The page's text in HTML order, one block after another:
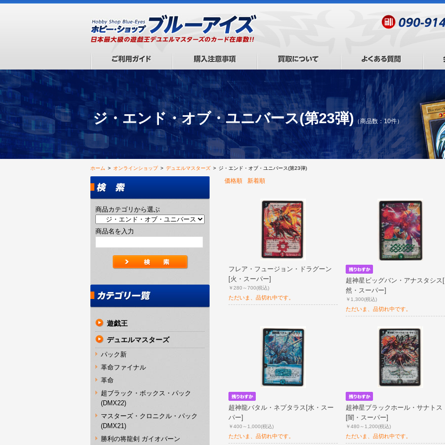
ジ・エンド・オブ・ユニバース(第23弾) （商品数：10件）
ホーム > オンラインショップ > デュエルマスターズ > ジ・エンド・オブ・ユニバース(第23弾)
価格順 新着順
フレア・フュージョン・ドラグーン
[火・スーパー]
￥280～700(税込)
ただいま、品切れ中です。
超神星ビッグバン・アナスタシス
然・スーパー]
￥1,300(税込)
ただいま、品切れ中です。
超神龍バタル・ネプタラス[水・スー
パー]
￥400～1,000(税込)
ただいま、品切れ中です。
超神星ブラックホール・サナトス
[闇・スーパー]
￥480～1,200(税込)
ただいま、品切れ中です。
商品カテゴリから選ぶ
商品名を入力
遊戯王
デュエルマスターズ
パック新
革命ファイナル
革命
超ブラック・ボックス・パック
(DMX22)
マスターズ・クロニクル・パック
(DMX21)
勝利の将龍剣 ガイオバーン